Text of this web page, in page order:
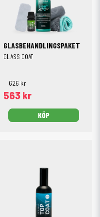
och tydliga instruktioner kan du
professionell behandling.
att avlägsna oljor
instruktion
separat, men ger bäst resultat i
hållbarhet och glans.
Ja, våra produkter är
noggrant och arbeta
ett mycket bra resultat även som
GLASBEHANDLINGSPAKET
GLASS COAT
626 kr
563 kr
KÖP